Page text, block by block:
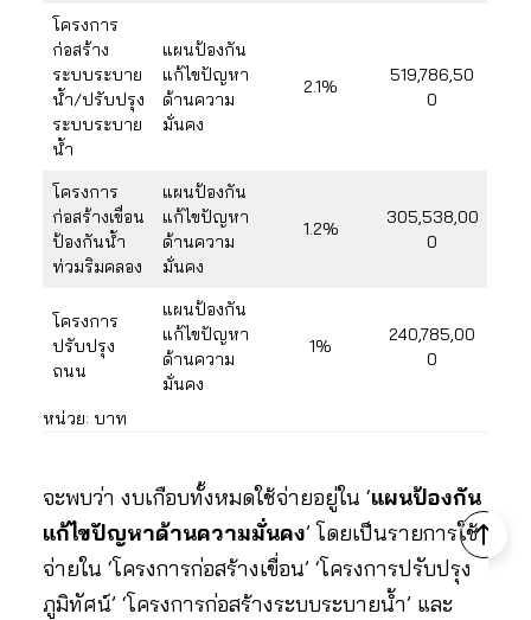
โครงการ
ก่อสร้าง
ระบบระบาย
น้ำ/ปรับปรุง
ระบบระบาย
น้ำ
แผนป้องกัน
แก้ไขปัญหา
ด้านความ
มั่นคง
2.1%
519,786,50
0
โครงการ
ก่อสร้างเขื่อน
ป้องกันน้ำ
ท่วมริมคลอง
แผนป้องกัน
แก้ไขปัญหา
ด้านความ
มั่นคง
1.2%
305,538,00
0
โครงการ
ปรับปรุง
ถนน
แผนป้องกัน
แก้ไขปัญหา
ด้านความ
มั่นคง
1%
240,785,00
0
หน่วย: บาท
จะพบว่า งบเกือบทั้งหมดใช้จ่ายอยู่ใน ‘แผนป้องกัน
แก้ไขปัญหาด้านความมั่นคง’ โดยเป็นรายการใช้
จ่ายใน ‘โครงการก่อสร้างเขื่อน’ ‘โครงการปรับปรุง
ภูมิทัศน์’ ‘โครงการก่อสร้างระบบระบายน้ำ’ และ